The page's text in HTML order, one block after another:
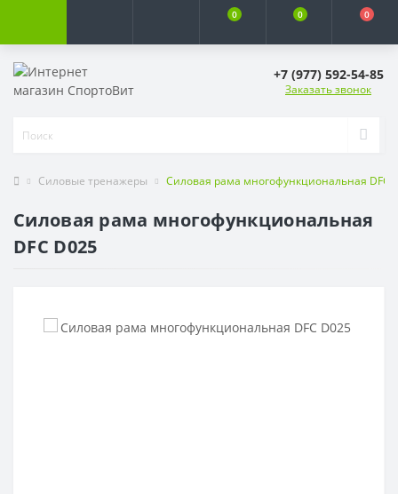
0 0 0
+7 (977) 592-54-85
Заказать звонок
Силовые тренажеры Силовая рама многофункциональная DFC
Силовая рама многофункциональная
DFC D025